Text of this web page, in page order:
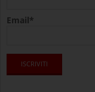
Email*